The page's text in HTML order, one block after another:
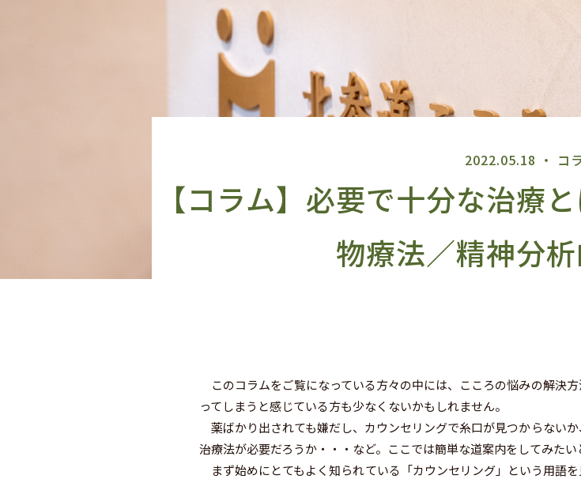
2022.05.18 ・ コ
【コラム】必要で十分な治療
物療法／精神分
このコラムをご覧になっている方々の中には、こころの悩みの解決
ってしまうと感じている方も少なくないかもしれません。
薬ばかり出されても嫌だし、カウンセリングで糸口が見つからない
治療法が必要だろうか・・・など。ここでは簡単な道案内をしてみたい
まず始めにとてもよく知られている「カウンセリング」という用語